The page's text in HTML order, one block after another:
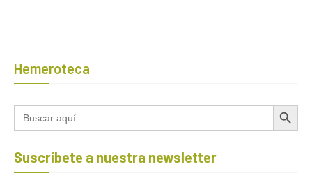
Hemeroteca
Buscar: Botón de
Suscríbete a nuestra newsletter